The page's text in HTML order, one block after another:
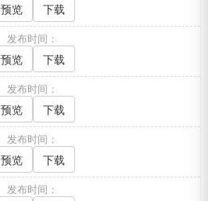
预览 下载
发布时间：
预览 下载
发布时间：
预览 下载
发布时间：
预览 下载
发布时间：